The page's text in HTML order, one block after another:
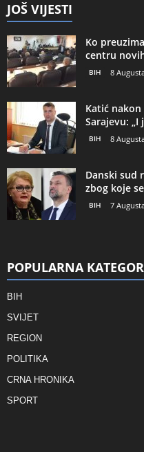
JOŠ VIJESTI
Ko
centru
BIH 8
Katić
Sarajevu: „I
BIH 8
Danski sud
zbog koje
BIH 7
POPULARNA
BIH
SVIJET
REGION
POLITIKA
CRNA HRONIKA
SPORT